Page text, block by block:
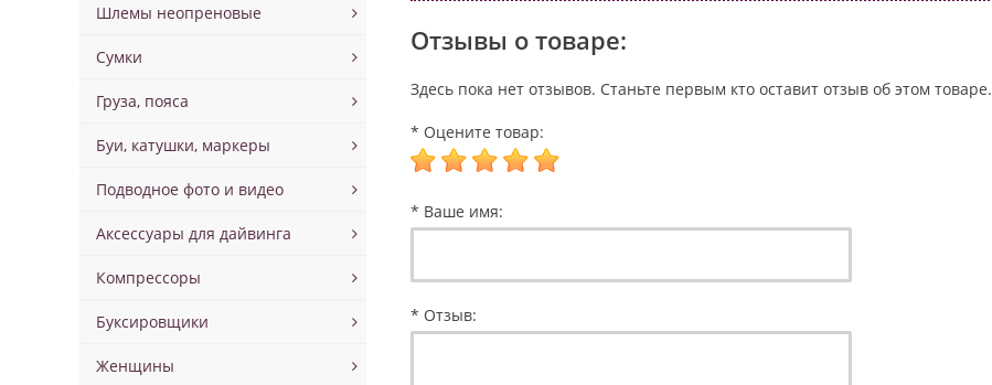
Шлемы неопреновые
Сумки
Груза, пояса
Буи, катушки, маркеры
Подводное фото и видео
Аксессуары для дайвинга
Компрессоры
Буксировщики
Женщины
Отзывы о товаре:
Здесь пока нет отзывов. Станьте первым кто оставит отзыв об этом товаре.
* Оцените товар:
* Ваше имя:
* Отзыв: